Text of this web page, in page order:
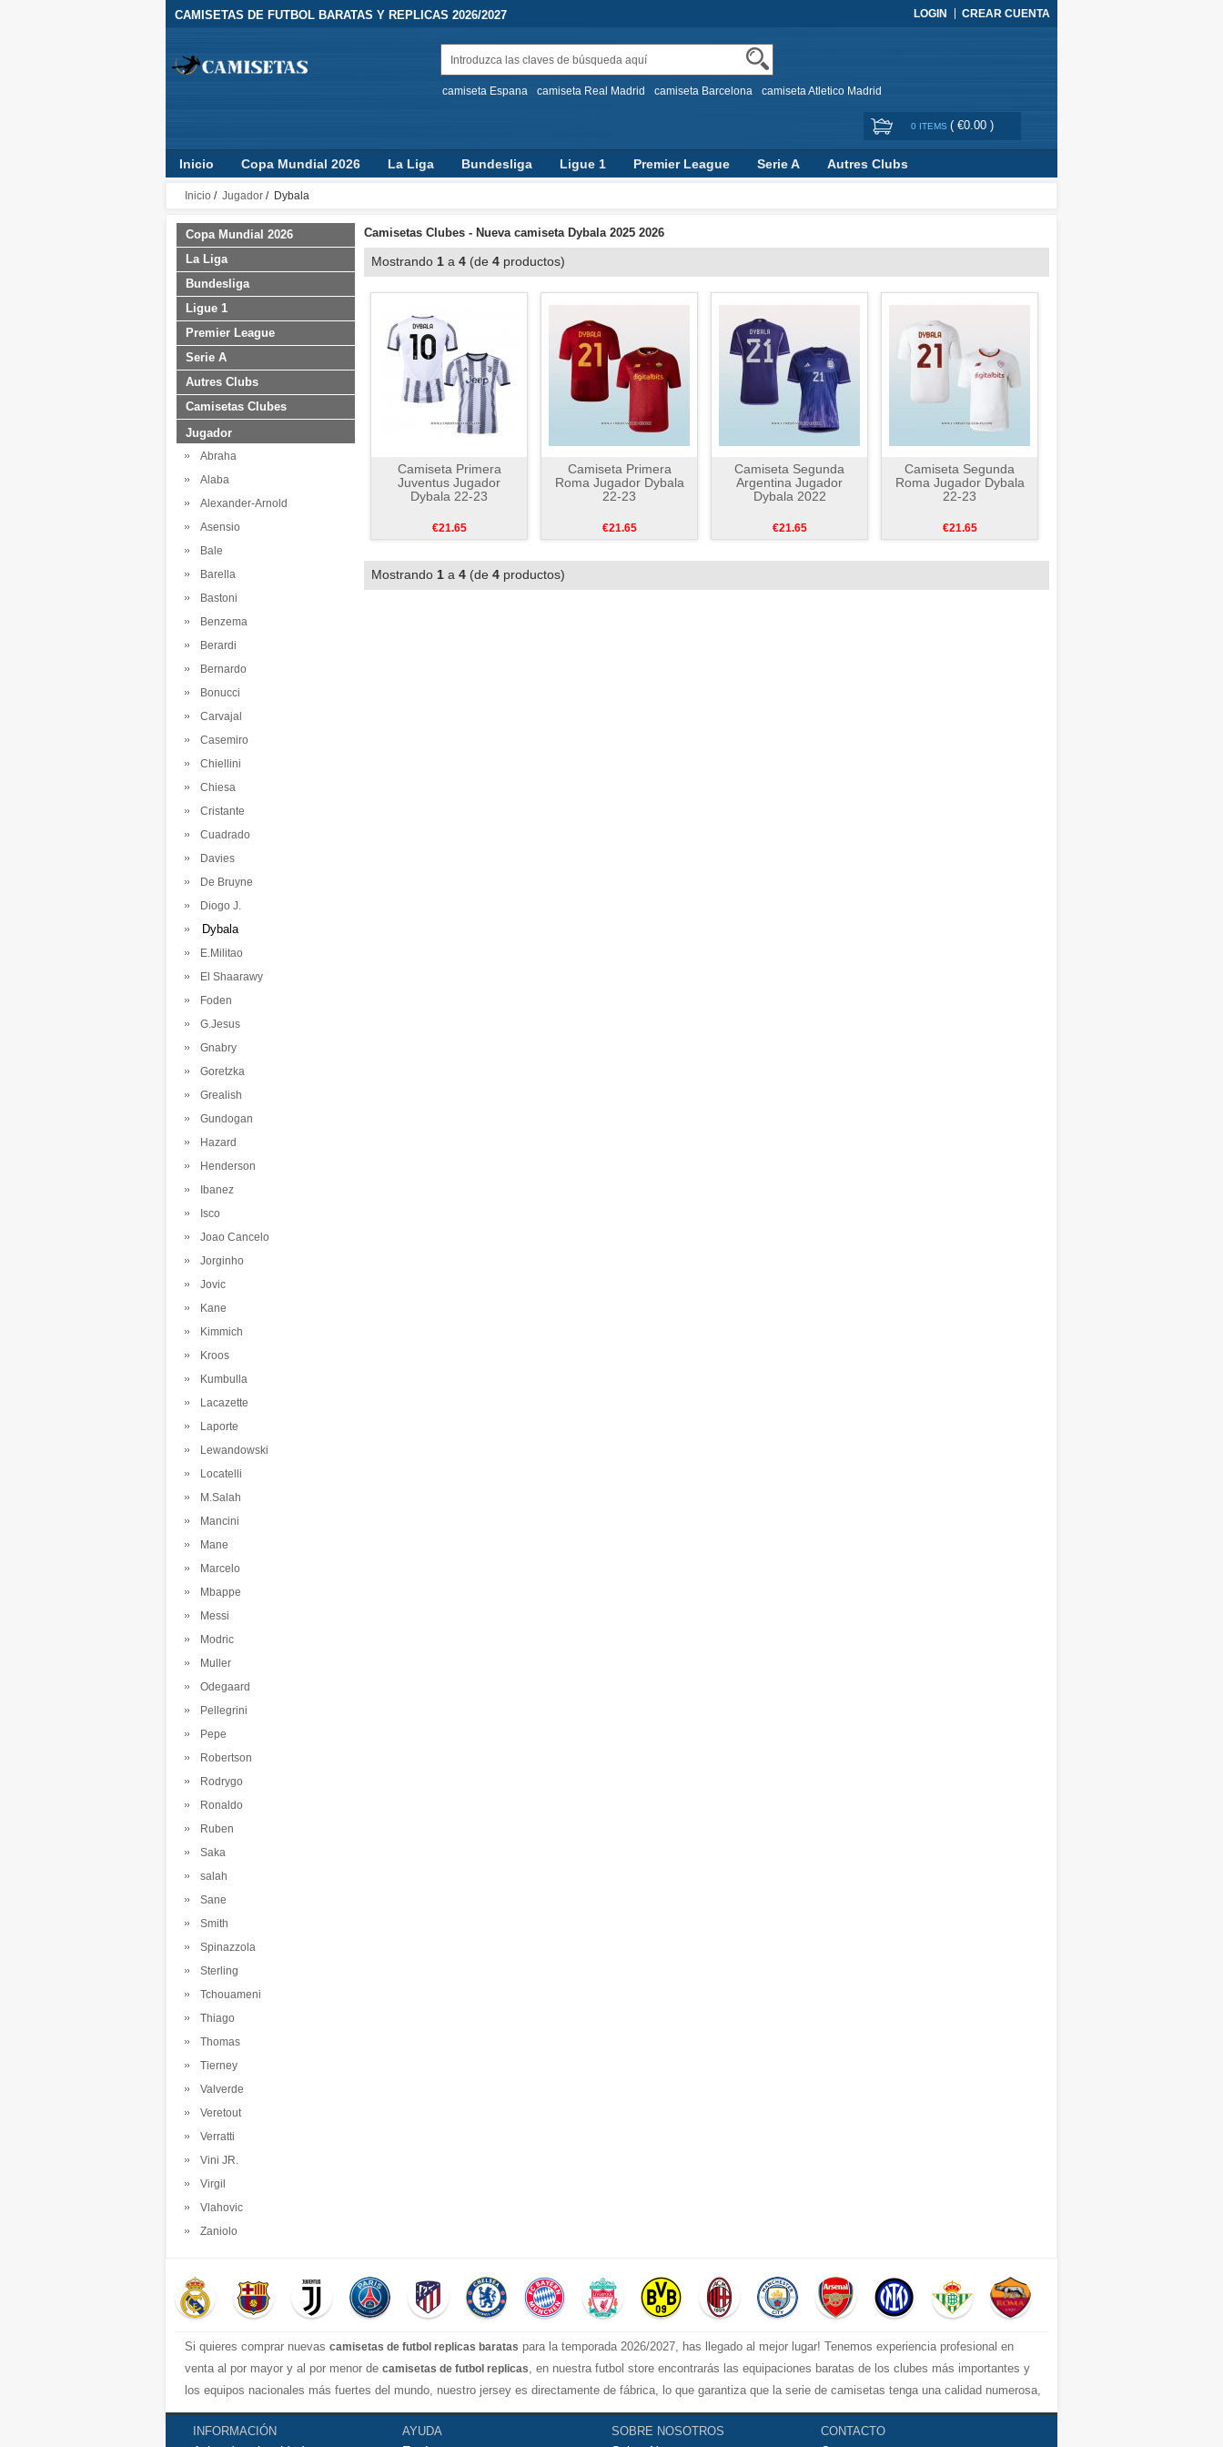
CAMISETAS DE FUTBOL BARATAS Y REPLICAS 2026/2027 LOGIN CREAR CUENTA
camiseta Espana camiseta Real Madrid camiseta Barcelona camiseta Atletico Madrid
0 ITEMS ( €0.00 )
Inicio Copa Mundial 2026 La Liga Bundesliga Ligue 1 Premier League Serie A
Autres Clubs
Camisetas Clubes
Inicio / Jugador / Dybala
Copa Mundial 2026
La Liga
Bundesliga
Ligue 1
Premier League
Serie A
Autres Clubs
Camisetas Clubes
Jugador
Abraha
Alaba
Alexander-Arnold
Asensio
Bale
Barella
Bastoni
Benzema
Berardi
Bernardo
Bonucci
Carvajal
Casemiro
Chiellini
Chiesa
Cristante
Cuadrado
Davies
De Bruyne
Diogo J.
Dybala
E.Militao
El Shaarawy
Foden
G.Jesus
Gnabry
Goretzka
Grealish
Gundogan
Hazard
Henderson
Ibanez
Isco
Joao Cancelo
Jorginho
Jovic
Kane
Kimmich
Kroos
Kumbulla
Lacazette
Laporte
Lewandowski
Locatelli
M.Salah
Mancini
Mane
Marcelo
Mbappe
Messi
Modric
Muller
Odegaard
Pellegrini
Pepe
Robertson
Rodrygo
Ronaldo
Ruben
Saka
salah
Sane
Smith
Spinazzola
Sterling
Tchouameni
Thiago
Thomas
Tierney
Valverde
Veretout
Verratti
Vini JR.
Virgil
Vlahovic
Zaniolo
Camisetas Clubes - Nueva camiseta Dybala 2025 2026
Mostrando 1 a 4 (de 4 productos)
Camiseta Primera
Juventus Jugador
Dybala 22-23
€21.65
Camiseta Primera
Roma Jugador Dybala
22-23
€21.65
Camiseta Segunda
Argentina Jugador
Dybala 2022
€21.65
Camiseta Segunda
Roma Jugador Dybala
22-23
€21.65
Mostrando 1 a 4 (de 4 productos)
Si quieres comprar nuevas camisetas de futbol replicas baratas para la temporada 2026/2027, has llegado al mejor lugar! Tenemos experiencia profesional en
venta al por mayor y al por menor de camisetas de futbol replicas, en nuestra futbol store encontrarás las equipaciones baratas de los clubes más importantes y
los equipos nacionales más fuertes del mundo, nuestro jersey es directamente de fábrica, lo que garantiza que la serie de camisetas tenga una calidad numerosa,
completa y excelente con una variedad de estilos confiable, Actualizar rápidamente las camisetas de fútbol de la liga superior, por ejemplo: equipacion Barcelona,
real madrid jersey, Atletico de Madrid shirt, camiseta Manchester United...etc! Nuestra misión es ofrecer a los fanáticos del fútbol los mejores precios y
INFORMACIÓN AYUDA SOBRE NOSOTROS CONTACTO